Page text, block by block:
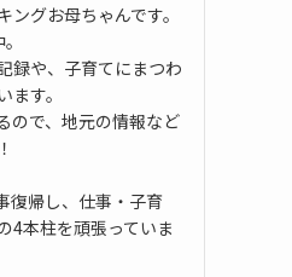
ングお母ちゃんです。
録や、子育てにまつわ
す。
ので、地元の情報など
復帰し、仕事・子育
4本柱を頑張っていま